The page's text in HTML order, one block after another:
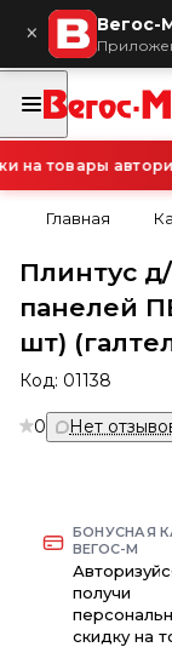
× Вегос-
товары
Главная
Плинтус д/
панелей
шт)
Код: 01138
0 Нет
БОНУСНАЯ
ВЕГОС-М
получи
скидку на